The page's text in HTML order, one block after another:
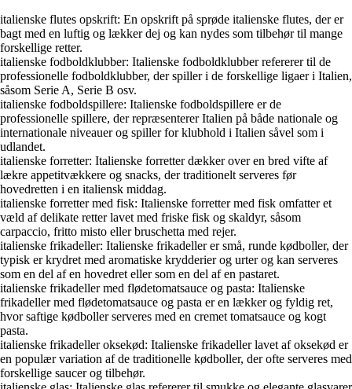
italienske flutes opskrift: En opskrift på sprøde italienske flutes, der er
bagt med en luftig og lækker dej og kan nydes som tilbehør til mange
forskellige retter.
italienske fodboldklubber: Italienske fodboldklubber refererer til de
professionelle fodboldklubber, der spiller i de forskellige ligaer i Italien,
såsom Serie A, Serie B osv.
italienske fodboldspillere: Italienske fodboldspillere er de
professionelle spillere, der repræsenterer Italien på både nationale og
internationale niveauer og spiller for klubhold i Italien såvel som i
udlandet.
italienske forretter: Italienske forretter dækker over en bred vifte af
lækre appetitvækkere og snacks, der traditionelt serveres før
hovedretten i en italiensk middag.
italienske forretter med fisk: Italienske forretter med fisk omfatter et
væld af delikate retter lavet med friske fisk og skaldyr, såsom
carpaccio, fritto misto eller bruschetta med rejer.
italienske frikadeller: Italienske frikadeller er små, runde kødboller, der
typisk er krydret med aromatiske krydderier og urter og kan serveres
som en del af en hovedret eller som en del af en pastaret.
italienske frikadeller med flødetomatsauce og pasta: Italienske
frikadeller med flødetomatsauce og pasta er en lækker og fyldig ret,
hvor saftige kødboller serveres med en cremet tomatsauce og kogt
pasta.
italienske frikadeller oksekød: Italienske frikadeller lavet af oksekød er
en populær variation af de traditionelle kødboller, der ofte serveres med
forskellige saucer og tilbehør.